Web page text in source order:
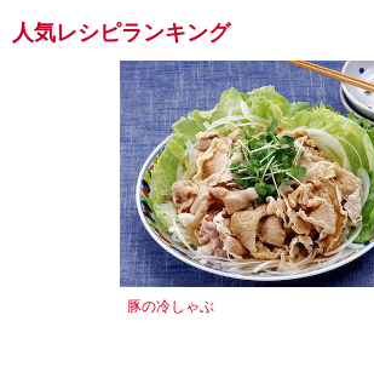
人気レシピランキング
豚の冷しゃぶ